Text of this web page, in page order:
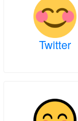
Twitter